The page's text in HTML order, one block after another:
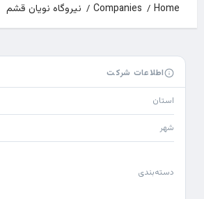
Home
Companies نیروگاه نویان قشم
اطلاعات شرکت
استان
شهر
دسته‌بندی